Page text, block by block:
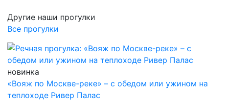
Другие наши прогулки
Все прогулки
новинка
«Вояж по Москве-реке» – с обедом или ужином на
теплоходе Ривер Палас